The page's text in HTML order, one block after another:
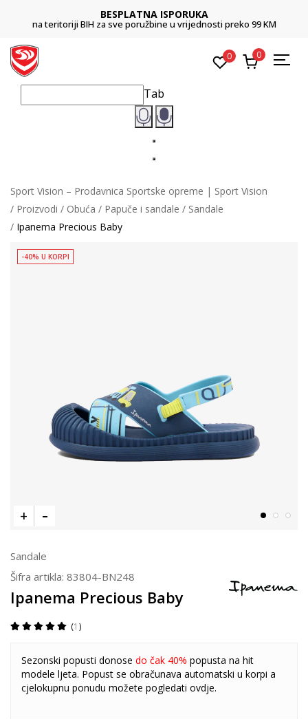
BESPLATNA ISPORUKA
na teritoriji BIH za sve poružbine u vrijednosti preko 99 KM
0 0
Tab
Sport Vision – Prodavnica Sportske opreme | Sport Vision
Proizvodi
Obuća Papuče i sandale
Sandale
Ipanema Precious Baby
-40% U KORPI
Sandale
Šifra artikla: 83804-BN248
Ipanema Precious Baby
1
Sezonski popusti donose do čak 40% popusta na hit
modele ljeta. Popust se obračunava automatski u korpi a
cjelokupnu ponudu možete pogledati ovdje.